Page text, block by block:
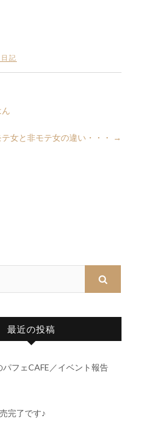
記
テ女と非モテ女の違い・・・ →
最近の投稿
フェCAFE／イベント報告
完了です♪